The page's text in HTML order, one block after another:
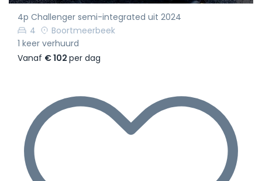
4p Challenger semi-integrated uit 2024
4
Boortmeerbeek
1 keer verhuurd
Vanaf € 102 per dag